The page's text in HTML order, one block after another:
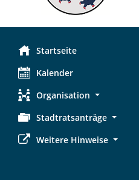
Startseite
Kalender
Organisation
Stadtratsanträge
Weitere Hinweise